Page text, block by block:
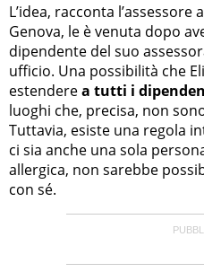
L’idea, racconta
Genova, le è venuta dopo
dipendente del suo
ufficio. Una possibilità che
estenderea tutti i
luoghi che, precisa, non
Tuttavia, esiste una regola
ci sia anche una sola
allergica, non sarebbe
con sé.